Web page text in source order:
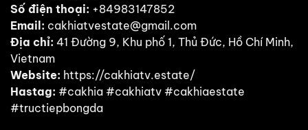
Số điện thoại: +84983147852
Email: cakhiatvestate@gmail.com
Địa chỉ: 41 Đường 9, Khu phố 1, Thủ Đức, Hồ Chí Minh,
Vietnam
Website: https://cakhiatv.estate/
Hastag: #cakhia #cakhiatv #cakhiaestate
#tructiepbongda